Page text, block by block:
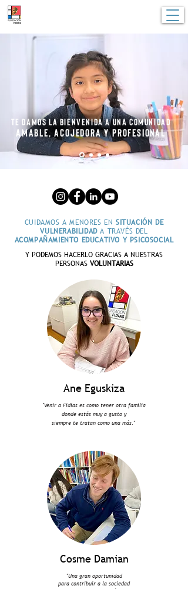
TE DAMOS LA BIENVENIDA A UNA COMUNIDAD
AMABLE, ACOJEDORA Y PROFESIONAL
CUIDAMOS A MENORES EN SITUACIÓN DE
VULNERABILIDADA TRAVÉS DEL
ACOMPAÑAMIENTO EDUCATIVO Y PSICOSOCIAL
Y PODEMOS HACERLO GRACIAS A NUESTRAS
PERSONAS VOLUNTARIAS
Ane Eguskiza
"Venir a Fidias es como tener otra familia
donde estás muy a gusto y
siempre te tratan como una más."
Cosme Damian
"Una gran oportunidad
para contribuir a la sociedad